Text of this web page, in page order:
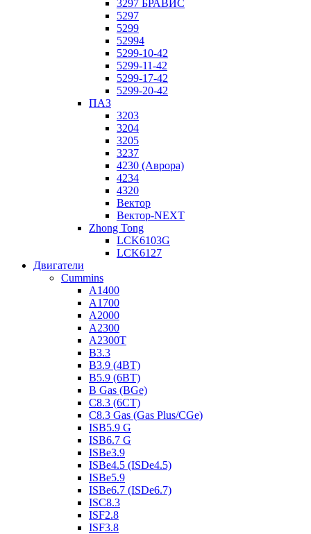
3297 БРАВИС
5297
5299
52994
5299-10-42
5299-11-42
5299-17-42
5299-20-42
ПАЗ
3203
3204
3205
3237
4230 (Аврора)
4234
4320
Вектор
Вектор-NEXT
Zhong Tong
LCK6103G
LCK6127
Двигатели
Cummins
A1400
A1700
A2000
A2300
A2300T
B3.3
B3.9 (4BT)
B5.9 (6BT)
B Gas (BGe)
C8.3 (6CT)
C8.3 Gas (Gas Plus/CGe)
ISB5.9 G
ISB6.7 G
ISBe3.9
ISBe4.5 (ISDe4.5)
ISBe5.9
ISBe6.7 (ISDe6.7)
ISC8.3
ISF2.8
ISF3.8